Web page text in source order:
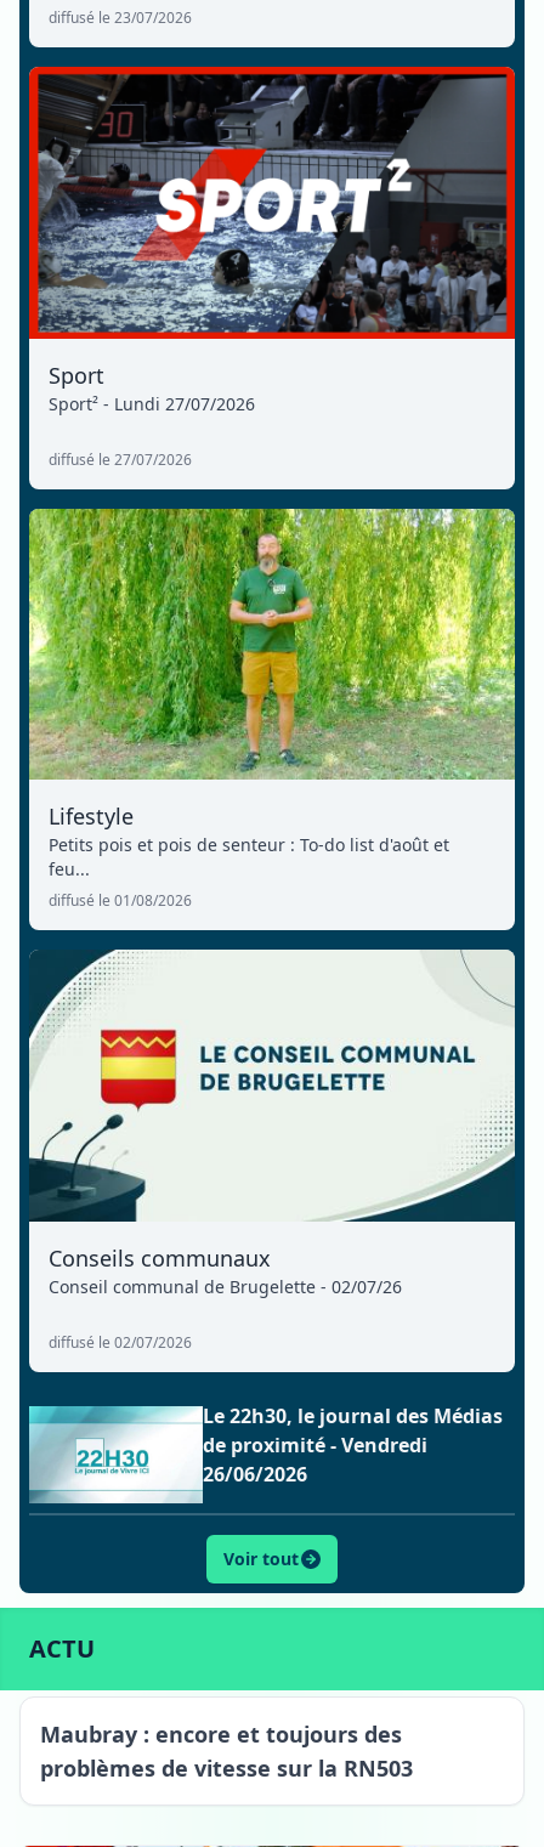
diffusé le 23/07/2026
Sport
Sport² - Lundi 27/07/2026
diffusé le 27/07/2026
Lifestyle
Petits pois et pois de senteur : To-do list d'août et
feu...
diffusé le 01/08/2026
Conseils communaux
Conseil communal de Brugelette - 02/07/26
diffusé le 02/07/2026
Le 22h30, le journal des Médias
de proximité - Vendredi
26/06/2026
Voir tout
ACTU
Maubray
Maubray : encore et toujours des
problèmes de vitesse sur la RN503